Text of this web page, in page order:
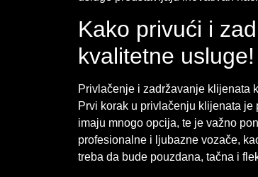
Kako privući i
kvalitetne usluge!
Privlačenje i zadržavanje klijenata
Prvi korak u privlačenju klijenata
imaju mnogo opcija, te je važno
profesionalne i ljubazne vozače,
treba da bude pouzdana, tačna i